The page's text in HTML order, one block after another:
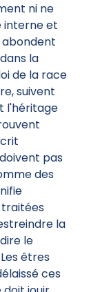
ni ne
interne et
abondent
la
de la race
suivent
l'héritage
pas
des
la
le
êtres
ces